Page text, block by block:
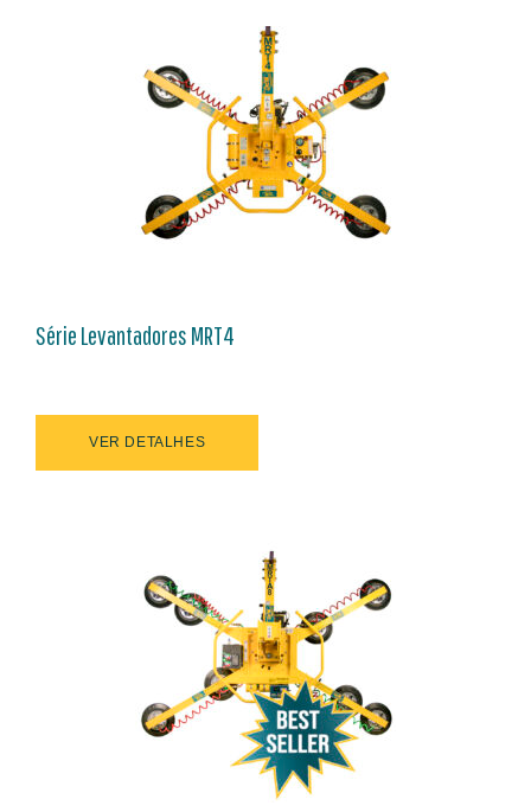
Série Levantadores MRT4
VER DETALHES